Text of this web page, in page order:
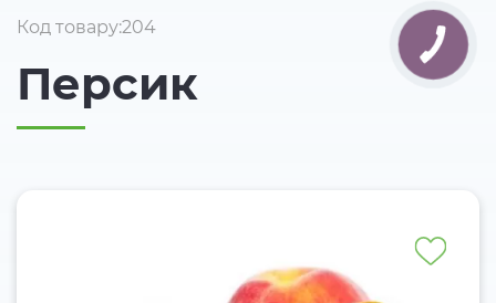
Код товару:204
Персик